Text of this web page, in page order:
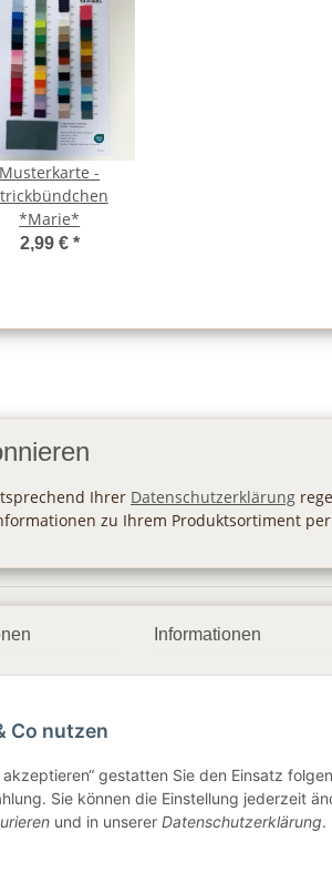
Musterkarte -
*Marie*
2,99 € *
Ihrer Datenschutzerklärung
zu Ihrem Produktsortiment per
Informationen
Newsletter
Co nutzen
akzeptieren“ gestatten Sie den Einsatz
Sie können die Einstellung jederzeit
und in unserer Datenschutzerklärung.